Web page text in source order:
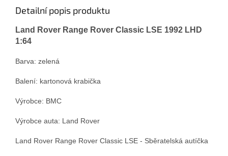
Detailní popis produktu
Land Rover Range Rover Classic LSE 1992 LHD
1:64
Barva: zelená
Balení: kartonová krabička
Výrobce: BMC
Výrobce auta: Land Rover
Land Rover Range Rover Classic LSE - Sběratelská autíčka